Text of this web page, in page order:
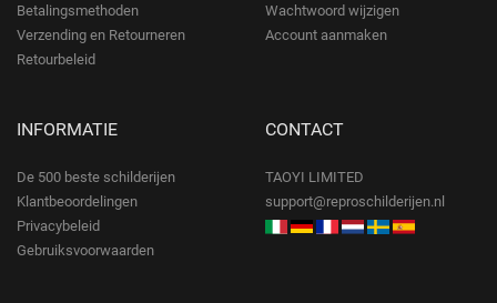
Betalingsmethoden
Verzending en Retourneren
Retourbeleid
Wachtwoord wijzigen
Account aanmaken
INFORMATIE
De 500 beste schilderijen
Klantbeoordelingen
Privacybeleid
Gebruiksvoorwaarden
CONTACT
TAOYI LIMITED
support@reproschilderijen.nl